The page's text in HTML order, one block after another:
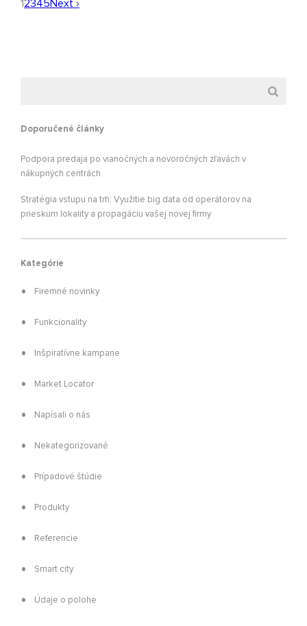
12345Next ›
Doporučené články
Podpora predaja po vianočných a novoročných zľavách v
nákupných centrách
Stratégia vstupu na trh: Využitie big data od operátorov na
prieskum lokality a propagáciu vašej novej firmy
Kategórie
Firemné novinky
Funkcionality
Inšpiratívne kampane
Market Locator
Napísali o nás
Nekategorizované
Prípadové štúdie
Produkty
Referencie
Smart city
Údaje o polohe